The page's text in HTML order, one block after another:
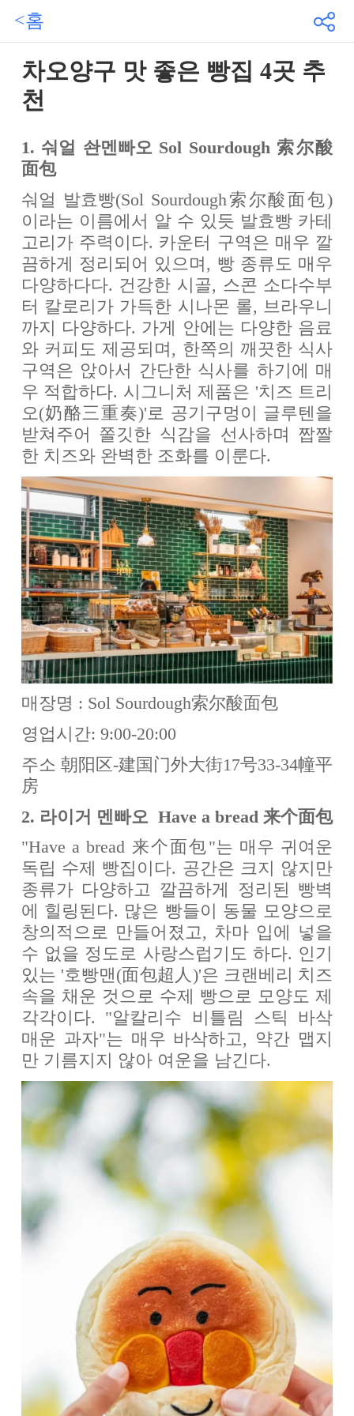
<홈
차오양구 맛 좋은 빵집 4곳 추
천
1. 숴얼 솬멘빠오 Sol Sourdough 索尔酸
面包
숴얼 발효빵(Sol Sourdough索尔酸面包)
이라는 이름에서 알 수 있듯 발효빵 카테
고리가 주력이다. 카운터 구역은 매우 깔
끔하게 정리되어 있으며, 빵 종류도 매우
다양하다다. 건강한 시골, 스콘 소다수부
터 칼로리가 가득한 시나몬 롤, 브라우니
까지 다양하다. 가게 안에는 다양한 음료
와 커피도 제공되며, 한쪽의 깨끗한 식사
구역은 앉아서 간단한 식사를 하기에 매
우 적합하다. 시그니처 제품은 '치즈 트리
오(奶酪三重奏)'로 공기구멍이 글루텐을
받쳐주어 쫄깃한 식감을 선사하며 짭짤
한 치즈와 완벽한 조화를 이룬다.
매장명 : Sol Sourdough索尔酸面包
영업시간: 9:00-20:00
주소 朝阳区-建国门外大街17号33-34幢平
房
2. 라이거 멘빠오 Have a bread 来个面包
"Have a bread 来个面包"는 매우 귀여운
독립 수제 빵집이다. 공간은 크지 않지만
종류가 다양하고 깔끔하게 정리된 빵벽
에 힐링된다. 많은 빵들이 동물 모양으로
창의적으로 만들어졌고, 차마 입에 넣을
수 없을 정도로 사랑스럽기도 하다. 인기
있는 '호빵맨(面包超人)'은 크랜베리 치즈
속을 채운 것으로 수제 빵으로 모양도 제
각각이다. "알칼리수 비틀림 스틱 바삭
매운 과자"는 매우 바삭하고, 약간 맵지
만 기름지지 않아 여운을 남긴다.